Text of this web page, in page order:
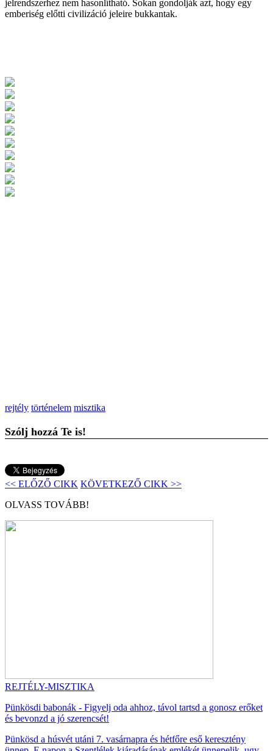
jelrendszerhez nem hasonlítható. Sokan gondolják azt, hogy egy
emberiség előtti civilizáció jeleire bukkantak.
rejtély történelem misztika
Szólj hozzá Te is!
<< ELŐZŐ CIKK KÖVETKEZŐ CIKK >>
OLVASS TOVÁBB!
REJTÉLY-MISZTIKA
Pünkösdi babonák - Figyelj oda ahhoz, távol tartsd a gonosz erőket
és bevonzd a jó szerencsét!
Pünkösd a húsvét utáni 7. vasárnapra és hétfőre eső keresztény